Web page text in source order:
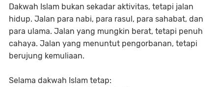
Dakwah Islam bukan sekadar aktivitas, tetapi jalan
hidup. Jalan para nabi, para rasul, para sahabat, dan
para ulama. Jalan yang mungkin berat, tetapi penuh
cahaya. Jalan yang menuntut pengorbanan, tetapi
berujung kemuliaan.
Selama dakwah Islam tetap: